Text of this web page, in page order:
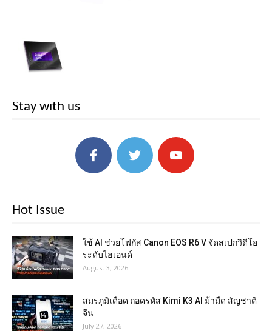
Stay with us
Hot Issue
ใช้ AI ช่วยโฟกัส Canon EOS R6 V จัดสเปกวิดีโอ
ระดับไฮเอนด์
August 3, 2026
สมรภูมิเดือด ถอดรหัส Kimi K3 AI ม้ามืด สัญชาติ
จีน
July 27, 2026